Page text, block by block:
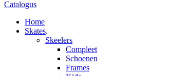
Catalogus
Home
Skates.
Skeelers
Compleet
Schoenen
Frames